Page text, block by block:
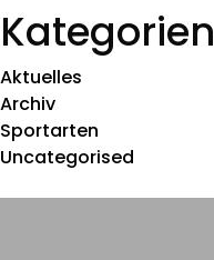
Kategorien
Aktuelles
Archiv
Sportarten
Uncategorised